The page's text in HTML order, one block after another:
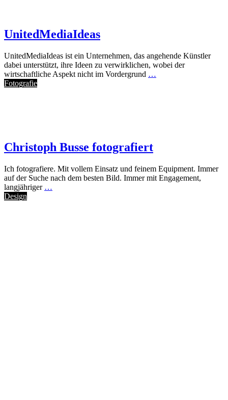
UnitedMediaIdeas
UnitedMediaIdeas ist ein Unternehmen, das angehende Künstler
dabei unterstützt, ihre Ideen zu verwirklichen, wobei der
wirtschaftliche Aspekt nicht im Vordergrund …
Fotografie
Christoph Busse fotografiert
Ich fotografiere. Mit vollem Einsatz und feinem Equipment. Immer
auf der Suche nach dem besten Bild. Immer mit Engagement,
langjähriger …
Design